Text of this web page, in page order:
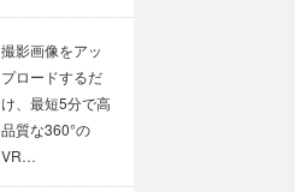
撮影画像をアッ
プロードするだ
け、最短5分で高
品質な360°の
VR…